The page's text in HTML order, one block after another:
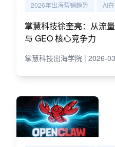
2026年出海营销趋势 AI
掌慧科技徐奎亮：从流
与 GEO 核心竞争力
掌慧科技出海学院 | 2026-